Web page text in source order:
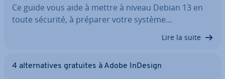
Ce guide vous aide à mettre à niveau Debian 13 en
toute sécurité, à préparer votre système…
Lire la suite
4 al­ter­na­tives gratuites à Adobe InDesign